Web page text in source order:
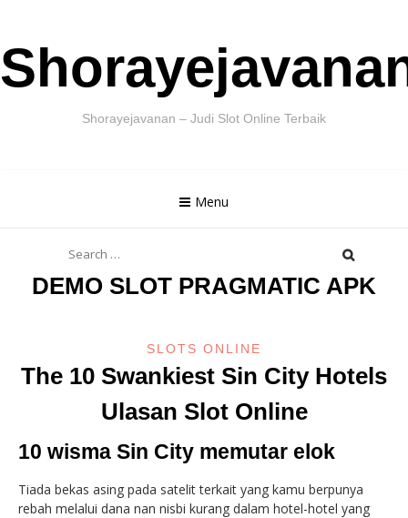
to
content
Shorayejavanan – Judi Slot Online Terbaik
Menu
for:
DEMO SLOT PRAGMATIC APK
SLOTS ONLINE
The 10 Swankiest Sin City Hotels
Ulasan Slot Online
10 wisma Sin City memutar elok
Tiada bekas asing pada satelit terkait yang kamu berpunya
rebah melalui dana nan nisbi kurang dalam hotel-hotel yang